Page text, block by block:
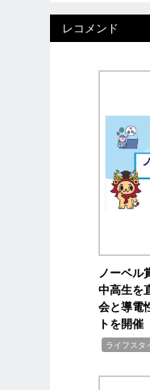
レコメンド
ノーベル
中高生を
会と導電
トを開催
ライフスタ